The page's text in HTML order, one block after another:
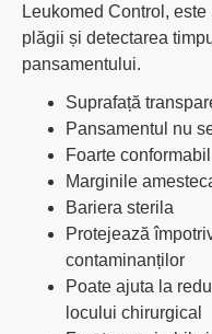
Leukomed Control,
plăgii și detectarea
pansamentului.
Suprafață
Pansamentul nu
Foarte
Marginile
Bariera sterila
Protejează
contaminanților
Poate ajuta la
locului chirurgical